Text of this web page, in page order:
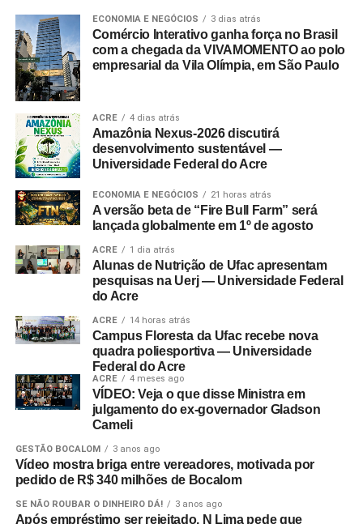
ECONOMIA E NEGÓCIOS 3 dias atrás
Comércio Interativo ganha força no Brasil
com a chegada da VIVAMOMENTO ao polo
empresarial da Vila Olímpia, em São Paulo
ACRE 4 dias atrás
Amazônia Nexus-2026 discutirá
desenvolvimento sustentável —
Universidade Federal do Acre
ECONOMIA E NEGÓCIOS 21 horas atrás
A versão beta de “Fire Bull Farm” será
lançada globalmente em 1º de agosto
ACRE 1 dia atrás
Alunas de Nutrição de Ufac apresentam
pesquisas na Uerj — Universidade Federal
do Acre
ACRE 14 horas atrás
Campus Floresta da Ufac recebe nova
quadra poliesportiva — Universidade
Federal do Acre
ACRE 4 meses ago
VÍDEO: Veja o que disse Ministra em
julgamento do ex-governador Gladson
Cameli
GESTÃO BOCALOM 3 anos ago
Vídeo mostra briga entre vereadores, motivada por
pedido de R$ 340 milhões de Bocalom
SE NÃO ROUBAR O DINHEIRO DÁ! 3 anos ago
Após empréstimo ser rejeitado, N Lima pede que